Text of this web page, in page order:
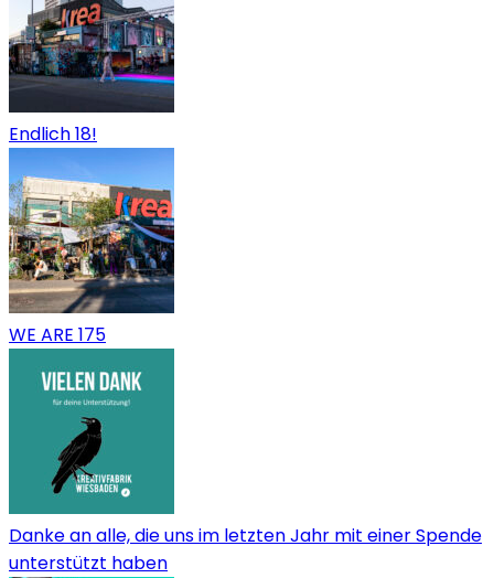
Endlich 18!
WE ARE 175
Danke an alle, die uns im letzten Jahr mit einer Spende
unterstützt haben